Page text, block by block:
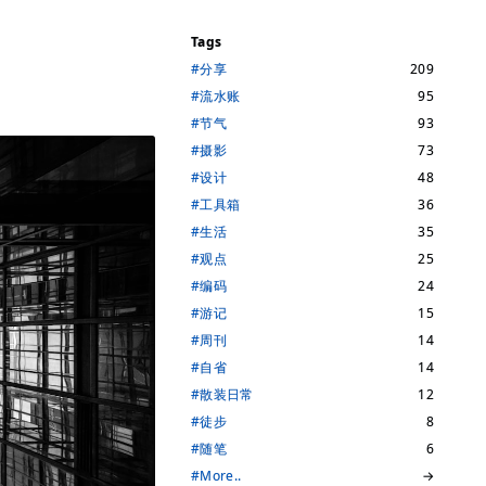
Tags
#分享
209
#流水账
95
#节气
93
#摄影
73
#设计
48
#工具箱
36
#生活
35
#观点
25
#编码
24
#游记
15
#周刊
14
#自省
14
#散装日常
12
#徒步
8
#随笔
6
#More..
→